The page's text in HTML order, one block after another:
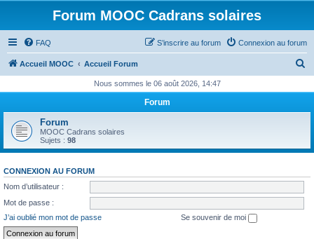
Forum MOOC Cadrans solaires
FAQ Connexion au forum
S’inscrire au forum
Accueil MOOC Accueil Forum
h
r
Nous sommes le 06 août 2026, 14:47
Forum
Forum
MOOC Cadrans solaires
Sujets : 98
CONNEXION AU FORUM
Nom d’utilisateur :
Mot de passe :
J’ai oublié mon mot de passe
Se souvenir de moi